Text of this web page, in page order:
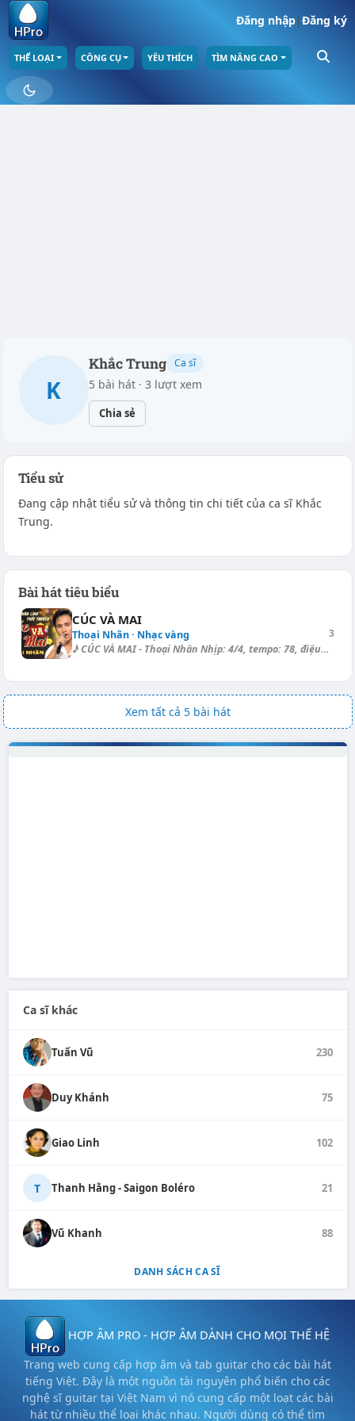
Đăng nhập|Đăng ký
THỂ LOẠI CÔNG CỤ YÊU THÍCH TÌM NÂNG CAO
K
Khắc Trung Ca sĩ
5 bài hát · 3 lượt xem
Chia sẻ
Tiểu sử
Đang cập nhật tiểu sử và thông tin chi tiết của ca sĩ Khắc
Trung.
Bài hát tiêu biểu
CÚC VÀ MAI
Thoại Nhân · Nhạc vàng
♪ CÚC VÀ MAI - Thoại Nhân Nhịp: 4/4, tempo: 78, điệu: Bolero ===== Key (...
3
Xem tất cả 5 bài hát
Ca sĩ khác
Tuấn Vũ 230
Duy Khánh 75
Giao Linh 102
T Thanh Hằng - Saigon Boléro 21
Vũ Khanh 88
DANH SÁCH CA SĨ
HỢP ÂM PRO - HỢP ÂM DÀNH CHO MỌI THẾ HỆ
Trang web cung cấp hợp âm và tab guitar cho các bài hát
tiếng Việt. Đây là một nguồn tài nguyên phổ biến cho các
nghệ sĩ guitar tại Việt Nam vì nó cung cấp một loạt các bài
hát từ nhiều thể loại khác nhau. Người dùng có thể tìm